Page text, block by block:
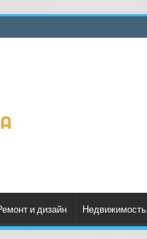
и дизайн Недвижимость